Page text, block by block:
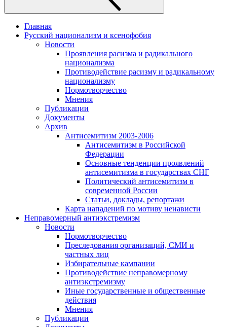
Главная
Русский национализм и ксенофобия
Новости
Проявления расизма и радикального
национализма
Противодействие расизму и радикальному
национализму
Нормотворчество
Мнения
Публикации
Документы
Архив
Антисемитизм 2003-2006
Антисемитизм в Российской
Федерации
Основные тенденции проявлений
антисемитизма в государствах СНГ
Политический антисемитизм в
современной России
Статьи, доклады, репортажи
Карта нападений по мотиву ненависти
Неправомерный антиэкстремизм
Новости
Нормотворчество
Преследования организаций, СМИ и
частных лиц
Избирательные кампании
Противодействие неправомерному
антиэкстремизму
Иные государственные и общественные
действия
Мнения
Публикации